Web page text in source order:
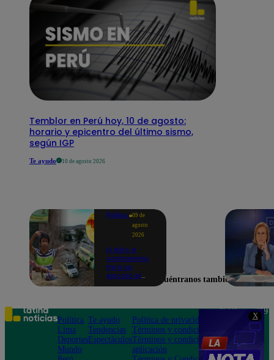
X
Temblor en Perú hoy, 10 de agosto:
horario y epicentro del último sismo,
según IGP
Te ayudo 10 de agosto 2026
Política 09 de
agosto
2026
El Niño a
contrarreloj:
Perú no
ejecutó el
inundaciones
en puntos
críticos de
ríos
Encuéntranos también en
Política
Lima
Deportes
Mundo
Te ayudo
Tendencias
Espectáculos
Política de privacidad
Términos y condiciones
Términos y condiciones
aplicación
Teléfono: 219
Av. San
Felipe 968
Jesús María